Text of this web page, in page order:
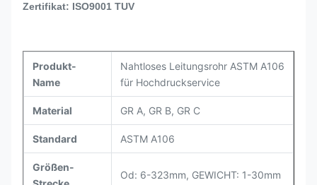
Zertifikat: ISO9001 TUV
Produkt-
Name
Nahtloses Leitungsrohr ASTM A106
für Hochdruckservice
Material GR A, GR B, GR C
Standard ASTM A106
Größen-
Od: 6-323mm, GEWICHT: 1-30mm